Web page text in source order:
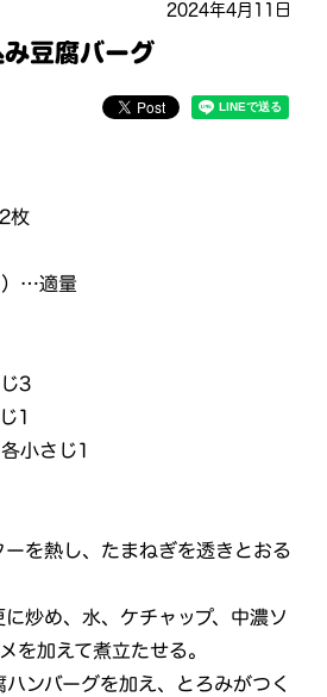
2024年4月11日
豆腐バーグ
枚
）…適量
3
1
小さじ1
ーを熱し、たまねぎを透きとおる
炒め、水、ケチャップ、中濃ソ
を加えて煮立たせる。
ンバーグを加え、とろみがつく